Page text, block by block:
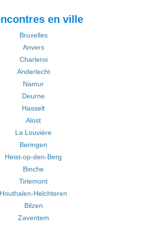
en ville
Bruxelles
Anvers
Charleroi
Anderlecht
Namur
Deurne
Hasselt
Alost
La Louvière
Beringen
Heist-op-den-Berg
Binche
Tirlemont
Houthalen-Helchteren
Bilzen
Zaventem